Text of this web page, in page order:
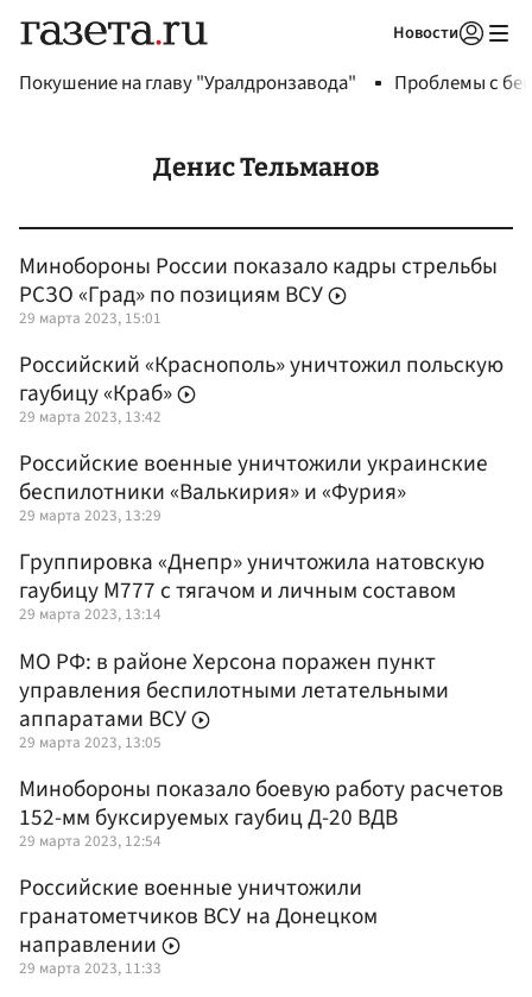
Новости
Покушение на главу "Уралдронзавода" Проблемы с
Денис Тельманов
Минобороны России показало кадры стрельбы
РСЗО «Град» по позициям ВСУ
29 марта 2023, 15:01
Российский «Краснополь» уничтожил польскую
гаубицу «Краб»
29 марта 2023, 13:42
Российские военные уничтожили украинские
беспилотники «Валькирия» и «Фурия»
29 марта 2023, 13:29
Группировка «Днепр» уничтожила натовскую
гаубицу M777 с тягачом и личным составом
29 марта 2023, 13:14
МО РФ: в районе Херсона поражен пункт
управления беспилотными летательными
аппаратами ВСУ
29 марта 2023, 13:05
Минобороны показало боевую работу расчетов
152-мм буксируемых гаубиц Д-20 ВДВ
29 марта 2023, 12:54
Российские военные уничтожили
гранатометчиков ВСУ на Донецком
направлении
29 марта 2023, 11:33